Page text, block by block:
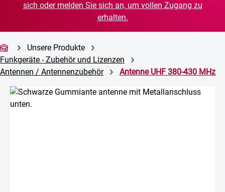
sich oder melden Sie sich an, um vollen Zugang zu
erhalten.
Unsere Produkte
Funkgeräte - Zubehör und Lizenzen
Antennen / Antennenzubehör
Antenne UHF 380-430 MHz
Bildergalerie überspringen